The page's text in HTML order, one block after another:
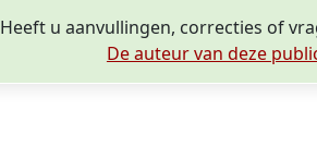
Heeft u aanvullingen, correcties of
De auteur van deze